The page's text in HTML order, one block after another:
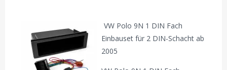
VW Polo 9N 1 DIN Fach
Einbauset für 2 DIN-Schacht ab
2005